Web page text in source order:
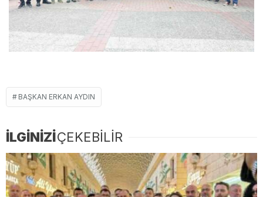
BAŞKAN ERKAN AYDIN
İLGİNİZİÇEKEBİLİR